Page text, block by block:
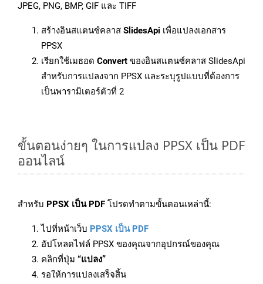
JPEG, PNG, BMP, GIF และ TIFF
สร้างอินสแตนซ์คลาส SlidesApi เพื่อแปลงเอกสาร
PPSX
เรียกใช้เมธอด Convert ของอินสแตนซ์คลาส SlidesApi
สำหรับการแปลงจาก PPSX และระบุรูปแบบที่ต้องการ
เป็นพารามิเตอร์ตัวที่ 2
ขั้นตอนง่ายๆ ในการแปลง PPSX เป็น PDF
ออนไลน์
สำหรับ PPSX เป็น PDF โปรดทำตามขั้นตอนเหล่านี้:
ไปที่หน้าเว็บ PPSX เป็น PDF
อัปโหลดไฟล์ PPSX ของคุณจากอุปกรณ์ของคุณ
คลิกที่ปุ่ม “แปลง”
รอให้การแปลงเสร็จสิ้น